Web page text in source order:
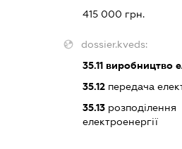
415 000 грн.
dossier.kveds:
35.11 виробництво
35.12 передача
35.13 розподілення
електроенергії